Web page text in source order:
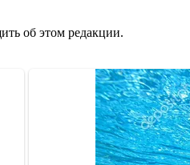
об этом редакции.